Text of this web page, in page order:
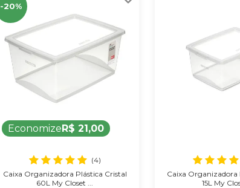
-20%
EconomizeR$ 21,00
(4)
Caixa Organizadora Plástica Cristal
60L My Closet ...
Caixa Organizadora
15L My